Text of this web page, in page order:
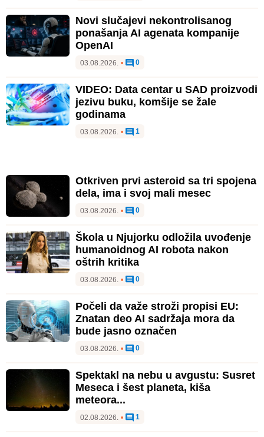
Novi slučajevi nekontrolisanog
ponašanja AI agenata kompanije
OpenAI
03.08.2026. • 0
VIDEO: Data centar u SAD proizvodi
jezivu buku, komšije se žale
godinama
03.08.2026. • 1
Otkriven prvi asteroid sa tri spojena
dela, ima i svoj mali mesec
03.08.2026. • 0
Škola u Njujorku odložila uvođenje
humanoidnog AI robota nakon
oštrih kritika
03.08.2026. • 0
Počeli da važe stroži propisi EU:
Znatan deo AI sadržaja mora da
bude jasno označen
03.08.2026. • 0
Spektakl na nebu u avgustu: Susret
Meseca i šest planeta, kiša
meteora...
02.08.2026. • 1